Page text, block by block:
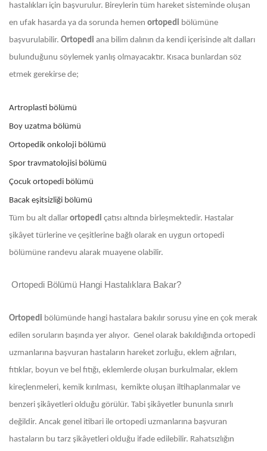
hastalıkları için başvurulur. Bireylerin tüm hareket sisteminde oluşan
en ufak hasarda ya da sorunda hemen ortopedi bölümüne
başvurulabilir. Ortopedi ana bilim dalının da kendi içerisinde alt dalları
bulunduğunu söylemek yanlış olmayacaktır. Kısaca bunlardan söz
etmek gerekirse de;
Artroplasti bölümü
Boy uzatma bölümü
Ortopedik onkoloji bölümü
Spor travmatolojisi bölümü
Çocuk ortopedi bölümü
Bacak eşitsizliği bölümü
Tüm bu alt dallar ortopedi çatısı altında birleşmektedir. Hastalar
şikâyet türlerine ve çeşitlerine bağlı olarak en uygun ortopedi
bölümüne randevu alarak muayene olabilir.
Ortopedi Bölümü Hangi Hastalıklara Bakar?
Ortopedi bölümünde hangi hastalara bakılır sorusu yine en çok merak
edilen soruların başında yer alıyor. Genel olarak bakıldığında ortopedi
uzmanlarına başvuran hastaların hareket zorluğu, eklem ağrıları,
fıtıklar, boyun ve bel fıtığı, eklemlerde oluşan burkulmalar, eklem
kireçlenmeleri, kemik kırılması, kemikte oluşan iltihaplanmalar ve
benzeri şikâyetleri olduğu görülür. Tabi şikâyetler bununla sınırlı
değildir. Ancak genel itibari ile ortopedi uzmanlarına başvuran
hastaların bu tarz şikâyetleri olduğu ifade edilebilir. Rahatsızlığın